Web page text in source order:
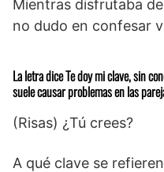
Mientras disfrutaba
no dudo en confesar
La letra dice Te doy mi clave, sin
suele causar problemas en las
(Risas) ¿Tú crees?
A qué clave se